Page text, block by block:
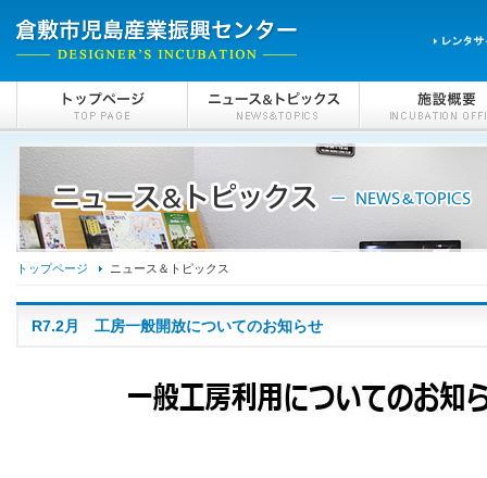
トップページ ニュース＆トピックス
R7.2月 工房一般開放についてのお知らせ